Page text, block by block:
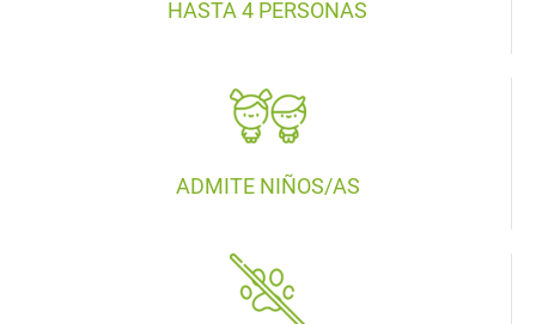
HASTA 4 PERSONAS
ADMITE NIÑOS/AS